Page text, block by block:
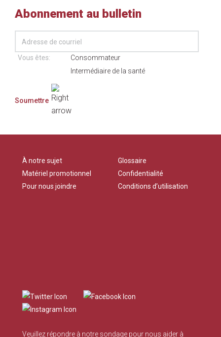
Abonnement au bulletin
Vous êtes:
Consommateur
Intermédiaire de la santé
À notre sujet
Matériel promotionnel
Pour nous joindre
Glossaire
Confidentialité
Conditions d’utilisation
Veuillez répondre à notre sondage pour nous aider à